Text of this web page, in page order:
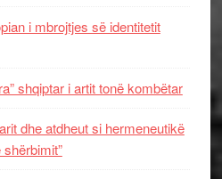
i mbrojtjes së identitetit
shqiptar i artit tonë kombëtar
dhe atdheut si hermeneutikë